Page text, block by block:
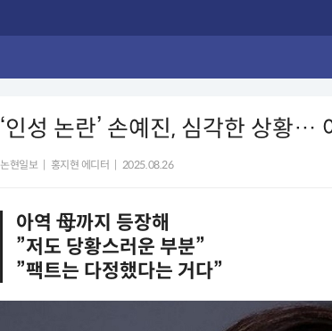
‘인성 논란’ 손예진, 심각한 상황…
논현일보 홍지현 에디터 2025.08.26
아역 母까지 등장해
”저도 당황스러운 부분”
”팩트는 다정했다는 거다”